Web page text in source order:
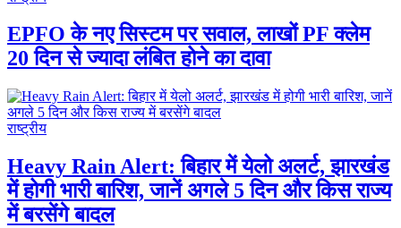
EPFO के नए सिस्टम पर सवाल, लाखों PF क्लेम
20 दिन से ज्यादा लंबित होने का दावा
राष्ट्रीय
Heavy Rain Alert: बिहार में येलो अलर्ट, झारखंड
में होगी भारी बारिश, जानें अगले 5 दिन और किस राज्य
में बरसेंगे बादल